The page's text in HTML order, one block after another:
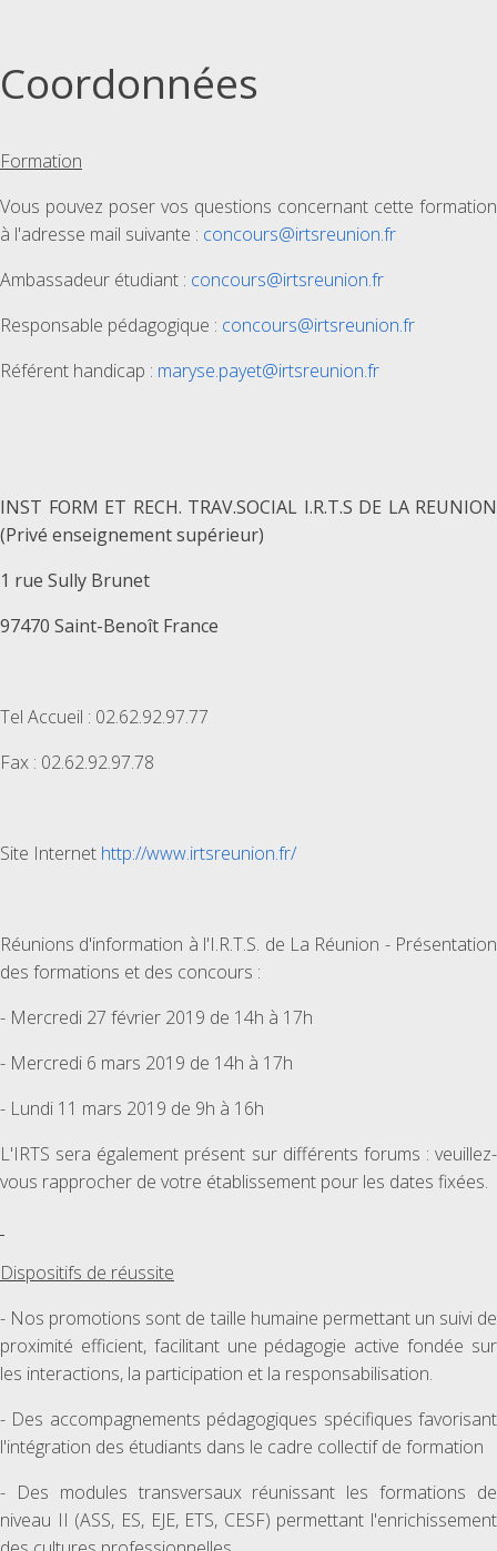
Coordonnées
Formation
Vous pouvez poser vos questions concernant cette formation
à l'adresse mail suivante : concours@irtsreunion.fr
Ambassadeur étudiant : concours@irtsreunion.fr
Responsable pédagogique : concours@irtsreunion.fr
Référent handicap : maryse.payet@irtsreunion.fr
INST FORM ET RECH. TRAV.SOCIAL I.R.T.S DE LA REUNION
(Privé enseignement supérieur)
1 rue Sully Brunet
97470 Saint-Benoît France
Tel Accueil : 02.62.92.97.77
Fax : 02.62.92.97.78
Site Internet http://www.irtsreunion.fr/
Réunions d'information à l'I.R.T.S. de La Réunion - Présentation
des formations et des concours :
- Mercredi 27 février 2019 de 14h à 17h
- Mercredi 6 mars 2019 de 14h à 17h
- Lundi 11 mars 2019 de 9h à 16h
L'IRTS sera également présent sur différents forums : veuillez-
vous rapprocher de votre établissement pour les dates fixées.
Dispositifs de réussite
- Nos promotions sont de taille humaine permettant un suivi de
proximité efficient, facilitant une pédagogie active fondée sur
les interactions, la participation et la responsabilisation.
- Des accompagnements pédagogiques spécifiques favorisant
l'intégration des étudiants dans le cadre collectif de formation
- Des modules transversaux réunissant les formations de
niveau II (ASS, ES, EJE, ETS, CESF) permettant l'enrichissement